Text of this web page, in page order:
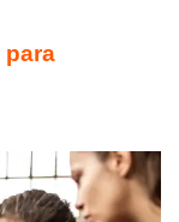
para